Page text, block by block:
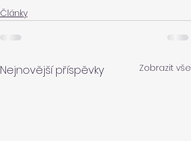
Články
Nejnovější příspěvky Zobrazit vše